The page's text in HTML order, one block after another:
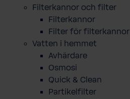
Filterkannor och filter
Filterkannor
Filter för filterkannor
Vatten i hemmet
Avhärdare
Osmosi
Quick & Clean
Partikelfilter